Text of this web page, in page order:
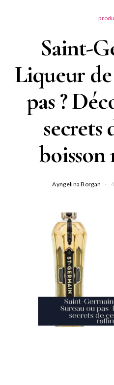
Saint-
Liqueur
pas ?
secrets
boisson
Ayngelina Borgan